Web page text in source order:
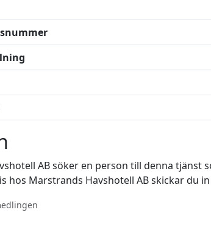
AB söker en person till denna
hos Marstrands Havshotell AB skickar du